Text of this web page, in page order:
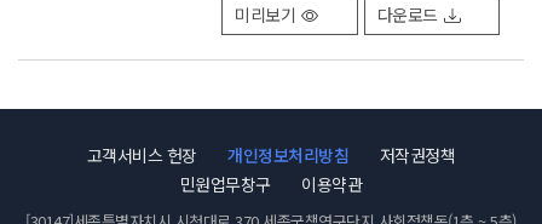
미리보기 다운로드
고객서비스 헌장 개인정보처리방침
저작권정책
민원업무창구
이용약관